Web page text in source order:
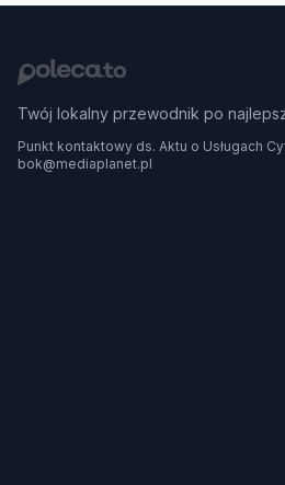
Twój lokalny przewodnik po
Punkt kontaktowy ds. Aktu o Usługach
bok@mediaplanet.pl